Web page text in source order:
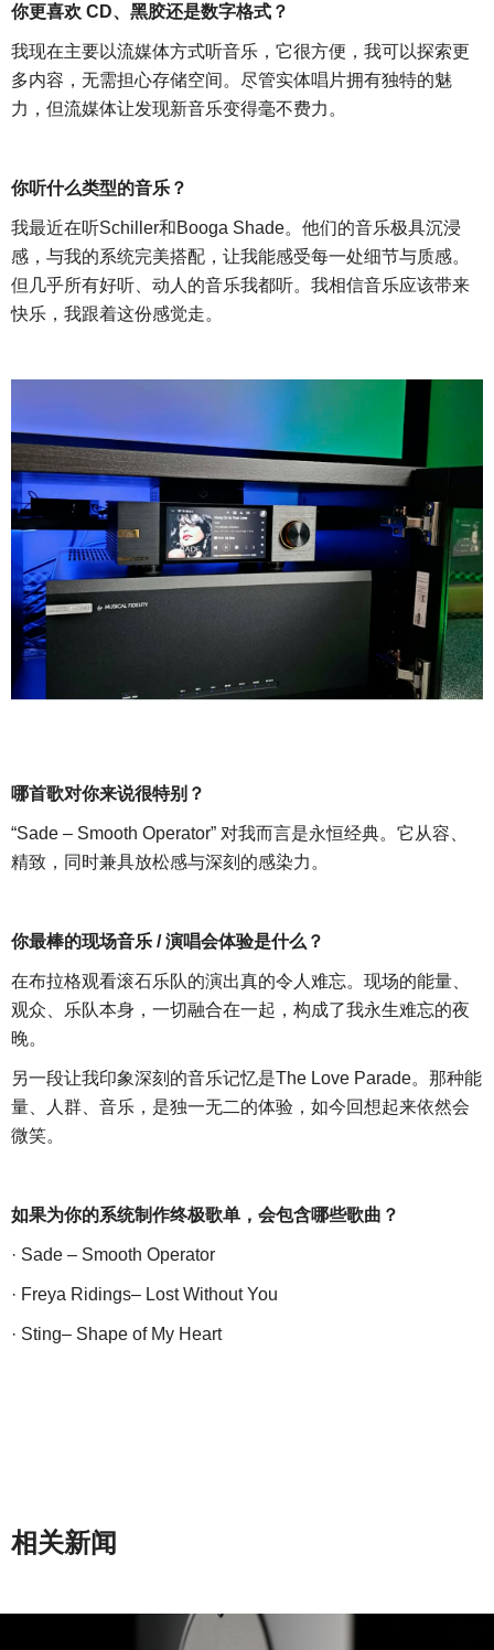
你更喜欢 CD、黑胶还是数字格式？
我现在主要以流媒体方式听音乐，它很方便，我可以探索更
多内容，无需担心存储空间。尽管实体唱片拥有独特的魅
力，但流媒体让发现新音乐变得毫不费力。
你听什么类型的音乐？
我最近在听Schiller和Booga Shade。他们的音乐极具沉浸
感，与我的系统完美搭配，让我能感受每一处细节与质感。
但几乎所有好听、动人的音乐我都听。我相信音乐应该带来
快乐，我跟着这份感觉走。
哪首歌对你来说很特别？
“Sade – Smooth Operator” 对我而言是永恒经典。它从容、
精致，同时兼具放松感与深刻的感染力。
你最棒的现场音乐 / 演唱会体验是什么？
在布拉格观看滚石乐队的演出真的令人难忘。现场的能量、
观众、乐队本身，一切融合在一起，构成了我永生难忘的夜
晚。
另一段让我印象深刻的音乐记忆是The Love Parade。那种能
量、人群、音乐，是独一无二的体验，如今回想起来依然会
微笑。
如果为你的系统制作终极歌单，会包含哪些歌曲？
· Sade – Smooth Operator
· Freya Ridings– Lost Without You
· Sting– Shape of My Heart
相关新闻